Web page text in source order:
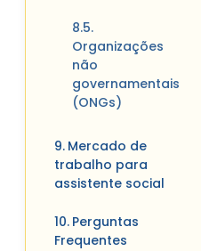
Organizações
não
governamentais
(ONGs)
Mercado de
trabalho para
assistente social
Perguntas
Frequentes